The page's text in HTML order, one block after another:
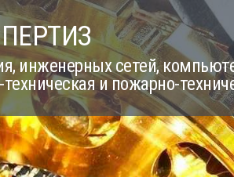
инженерных сетей,
и пожарно-